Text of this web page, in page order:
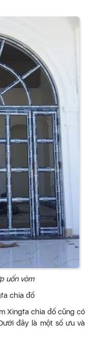
uốn vòm
chia đố
Xingfa chia đố cũng có
đây là một số ưu và